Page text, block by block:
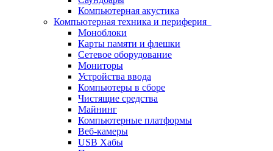
Компьютерная акустика
Компьютерная техника и периферия
Моноблоки
Карты памяти и флешки
Сетевое оборудование
Мониторы
Устройства ввода
Компьютеры в сборе
Чистящие средства
Майнинг
Компьютерные платформы
Веб-камеры
USB Хабы